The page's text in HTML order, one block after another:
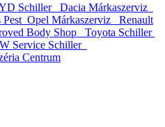
Schiller
Dacia Márkaszerviz
Opel Márkaszerviz
Renault
Body Shop
Toyota Schiller
Service Schiller
Centrum